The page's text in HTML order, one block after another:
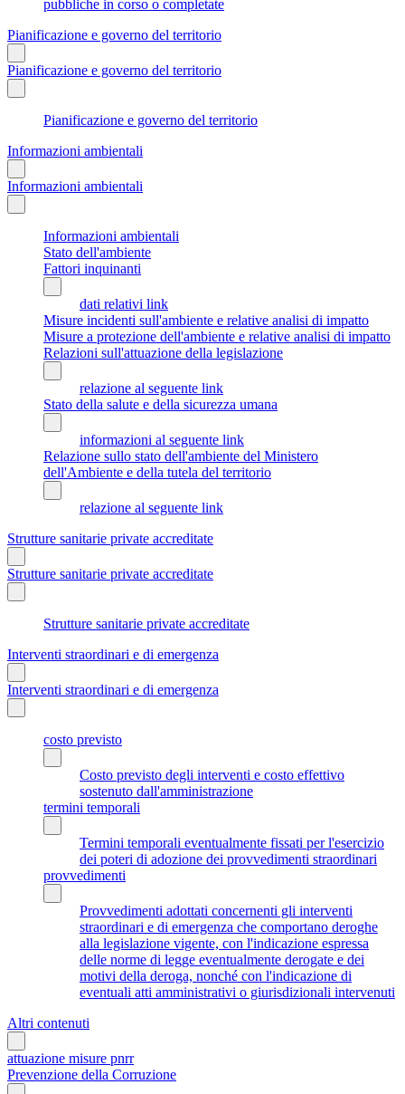
pubbliche in corso o completate
Pianificazione e governo del territorio
Pianificazione e governo del territorio
Pianificazione e governo del territorio
Informazioni ambientali
Informazioni ambientali
Informazioni ambientali
Stato dell'ambiente
Fattori inquinanti
dati relativi link
Misure incidenti sull'ambiente e relative analisi di impatto
Misure a protezione dell'ambiente e relative analisi di impatto
Relazioni sull'attuazione della legislazione
relazione al seguente link
Stato della salute e della sicurezza umana
informazioni al seguente link
Relazione sullo stato dell'ambiente del Ministero
dell'Ambiente e della tutela del territorio
relazione al seguente link
Strutture sanitarie private accreditate
Strutture sanitarie private accreditate
Strutture sanitarie private accreditate
Interventi straordinari e di emergenza
Interventi straordinari e di emergenza
costo previsto
Costo previsto degli interventi e costo effettivo
sostenuto dall'amministrazione
termini temporali
Termini temporali eventualmente fissati per l'esercizio
dei poteri di adozione dei provvedimenti straordinari
provvedimenti
Provvedimenti adottati concernenti gli interventi
straordinari e di emergenza che comportano deroghe
alla legislazione vigente, con l'indicazione espressa
delle norme di legge eventualmente derogate e dei
motivi della deroga, nonché con l'indicazione di
eventuali atti amministrativi o giurisdizionali intervenuti
Altri contenuti
attuazione misure pnrr
Prevenzione della Corruzione